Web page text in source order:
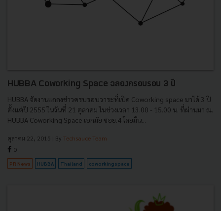
HUBBA Coworking Space ฉลองครอบรอบ 3 ปี
HUBBA จัดงานแถลงข่าวครบรอบวาระที่เปิด Coworking space มาได้ 3 ปี
ตั้งแต่ปี 2555 ในวันที่ 21 ตุลาคม ในช่วงเวลา 13.00 - 15.00 น. ที่ผ่านมา ณ.
HUBBA Coworking Space เอกมัย ซอย.4 โดยมีน...
ตุลาคม 22, 2015 | By Techsauce Team
0
PR News HUBBA Thailand coworkingspace